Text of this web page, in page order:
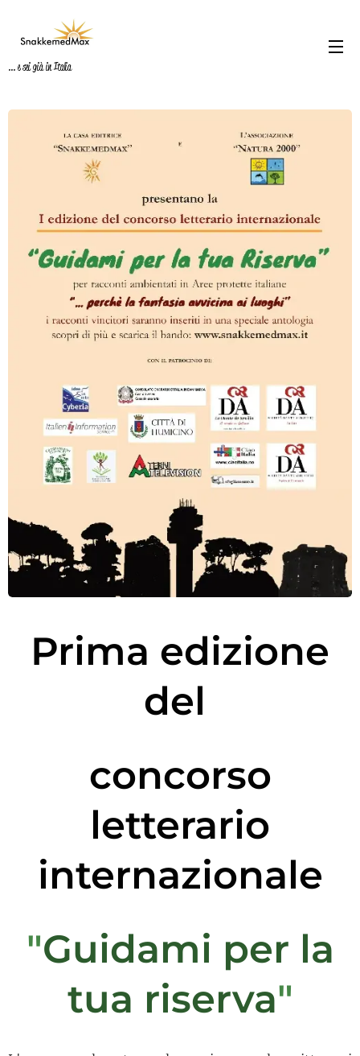
... e sei già in Italia
Prima edizione
del
concorso
letterario
internazionale
"Guidami per la
tua riserva"